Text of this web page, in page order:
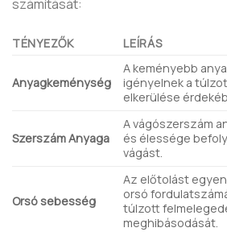
számítását:
TÉNYEZŐK LEÍRÁS
Anyagkeménység
A keményebb
igényelnek a
elkerülése
Szerszám Anyaga
A vágószerszám
és élessége
vágást.
Orsó sebesség
Az előtolást
orsó
túlzott
meghibásodását.